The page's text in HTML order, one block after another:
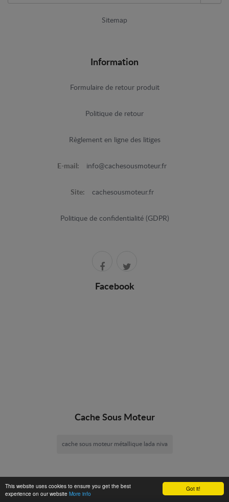
Got it!
This website uses cookies to ensure you get the best
experience on our website More info
Sitemap
Information
Formulaire de retour produit
Politique de retour
Règlement en ligne des litiges
E-mail: info@cachesousmoteur.fr
Site: cachesousmoteur.fr
Politique de confidentialité (GDPR)
Facebook
Cache Sous Moteur
cache sous moteur métallique lada niva